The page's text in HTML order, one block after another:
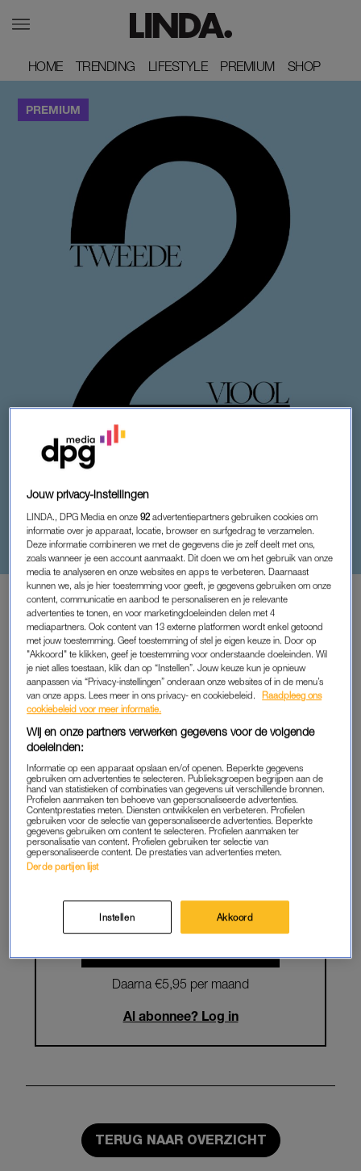
HOME
HOME TRENDING
TRENDING LIFESTYLE
LIFESTYLE PREMIUM
PREMIUM SHOP
SHOP
PERSOONLIJK VERHAAL
LORRAINE (50) HEEFT EEN
AFFAIRE MET EEN GETROUWDE
MAN: ‘WAAROM DOE JE JEZELF
DIT AAN, WIL IK TEGEN MEZELF
SCHREEUWEN’
PREMIUM
LEES VERDER MET
PREMIUM
artikelen
Lees LINDA.magazine online
Geniet van te gekke winacties en
lekkere puzzels
Daarna €5,95 per maand
Al abonnee? Log in
TERUG NAAR OVERZICHT
Jouw privacy-instellingen
LINDA., DPG Media en onze92 advertentiepartners gebruiken cookies om
informatie over je apparaat, locatie, browser en surfgedrag te verzamelen.
Deze informatie combineren we met de gegevens die je zelf deelt met ons,
zoals wanneer je een account aanmaakt. Dit doen we om het gebruik van onze
media te analyseren en onze websites en apps te verbeteren. Daarnaast
kunnen we, als je hier toestemming voor geeft, je gegevens gebruiken om onze
content, communicatie en aanbod te personaliseren en je relevante
advertenties te tonen, en voor marketingdoeleinden delen met 4
mediapartners. Ook content van 13 externe platformen wordt enkel getoond
met jouw toestemming. Geef toestemming of stel je eigen keuze in. Door op
"Akkoord" te klikken, geef je toestemming voor onderstaande doeleinden. Wil
je niet alles toestaan, klik dan op “Instellen”. Jouw keuze kun je opnieuw
aanpassen via “Privacy-instellingen” onderaan onze websites of in de menu’s
van onze apps. Lees meer in ons privacy- en cookiebeleid.
Raadpleeg ons
cookiebeleid voor meer informatie.
Wij en onze partners verwerken gegevens voor de volgende
doeleinden:
Informatie op een apparaat opslaan en/of openen. Beperkte gegevens
gebruiken om advertenties te selecteren. Publieksgroepen begrijpen aan de
hand van statistieken of combinaties van gegevens uit verschillende bronnen.
Profielen aanmaken ten behoeve van gepersonaliseerde advertenties.
Contentprestaties meten. Diensten ontwikkelen en verbeteren. Profielen
gebruiken voor de selectie van gepersonaliseerde advertenties. Beperkte
gegevens gebruiken om content te selecteren. Profielen aanmaken ter
personalisatie van content. Profielen gebruiken ter selectie van
gepersonaliseerde content. De prestaties van advertenties meten.
Derde partijen lijst
Instellen Akkoord